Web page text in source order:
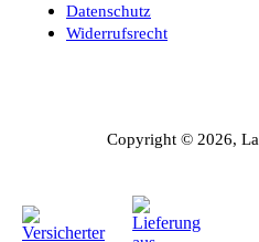
Datenschutz
Widerrufsrecht
Copyright © 2026,